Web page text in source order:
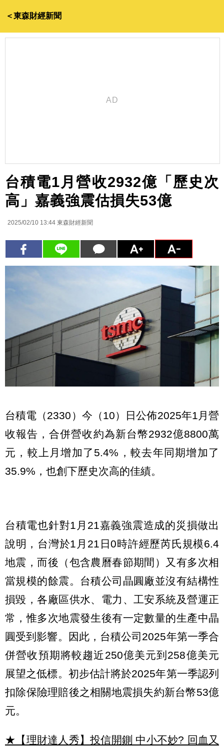
＜東森財經新聞
台積電1月營收2932億「歷史次
高」嘉義強震估損失53億
2025/02/10 13:44 東森財經新聞
台積電（2330）今（10）日公佈2025年1月營
收報告，合併營收約為新台幣2932億8800萬
元，較上月增加了5.4%，較去年同期增加了
35.9%，也創下歷史次高的佳績。
台積電也針對1月21嘉義強震造成的災損做出
說明，台灣於1月21日0時許經歷芮氏規模6.4
地震，而後（包含農曆春節期間）又有多次相
當規模的餘震。台積公司晶圓廠並沒有結構性
損毀，各廠區供水、電力、工安系統及營運正
常，惟多次地震發生後有一定數量的生產中晶
圓受到影響。因此，台積公司2025年第一季合
併營收預期將較趨近250億美元到258億美元
展望之低標。初步估計將於2025年第一季認列
扣除保險理賠後之相關地震損失約新台幣53億
元。
★【理財達人秀】投信開鍘 中小不妙? 回血又